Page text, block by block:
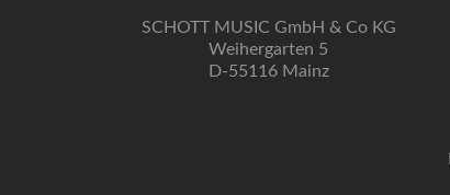
SCHOTT MUSIC GmbH & Co KG
Weihergarten 5
D-55116 Mainz